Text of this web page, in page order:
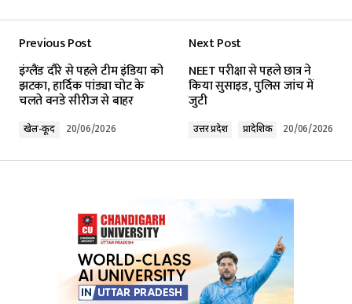
Required fields are marked*
Your Name*
Your E-mail*
Previous Post
इंग्लैंड दौरे से पहले टीम इंडिया को
झटका, हार्दिक पांड्या चोट के
चलते वनडे सीरीज से बाहर
खेल-कूद 20/06/2026
Next Post
NEET परीक्षा से पहले छात्र ने
किया सुसाइड, पुलिस जांच में
जुटी
उत्तर प्रदेश प्रादेशिक 20/06/2026